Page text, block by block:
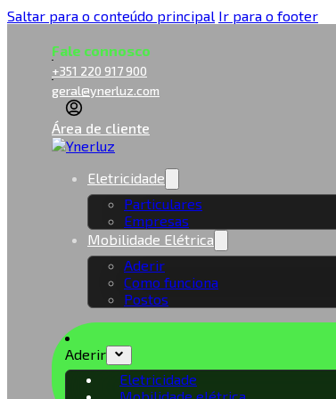
Saltar para o conteúdo principal Ir para o footer
Fale connosco
+351 220 917 900
geral@ynerluz.com
Área de cliente
Eletricidade
Particulares
Empresas
Mobilidade Elétrica
Aderir
Como funciona
Postos
Aderir
Eletricidade